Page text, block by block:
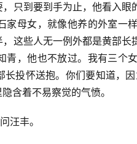
只到要到手为止，他看入
家母女，就像他养的外室一
这些人无一例外都是黄部
青，他也不放过。我有三个
投怀送抱。你们要知道，
含着不易察觉的气愤。
汪丰。